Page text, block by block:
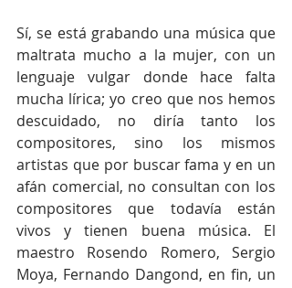
Sí, se está grabando una música que
maltrata mucho a la mujer, con un
lenguaje vulgar donde hace falta
mucha lírica; yo creo que nos hemos
descuidado, no diría tanto los
compositores, sino los mismos
artistas que por buscar fama y en un
afán comercial, no consultan con los
compositores que todavía están
vivos y tienen buena música. El
maestro Rosendo Romero, Sergio
Moya, Fernando Dangond, en fin, un